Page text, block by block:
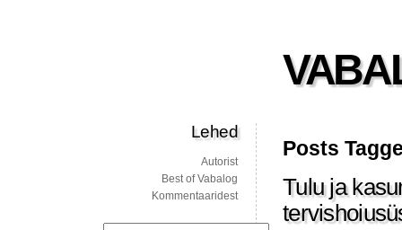
Posts
Tulu ja
Lehed
Autorist
Best of Vabalog
Kommentaaridest